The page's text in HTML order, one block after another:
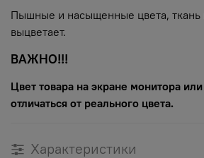
Пышные и насыщенные цвета, ткань
выцветает.
ВАЖНО!!!
Цвет товара на экране монитора
отличаться от реального цвета.
Характеристики